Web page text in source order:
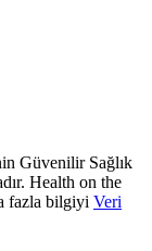
Güvenilir Sağlık
Health on the
fazla bilgiyi Veri